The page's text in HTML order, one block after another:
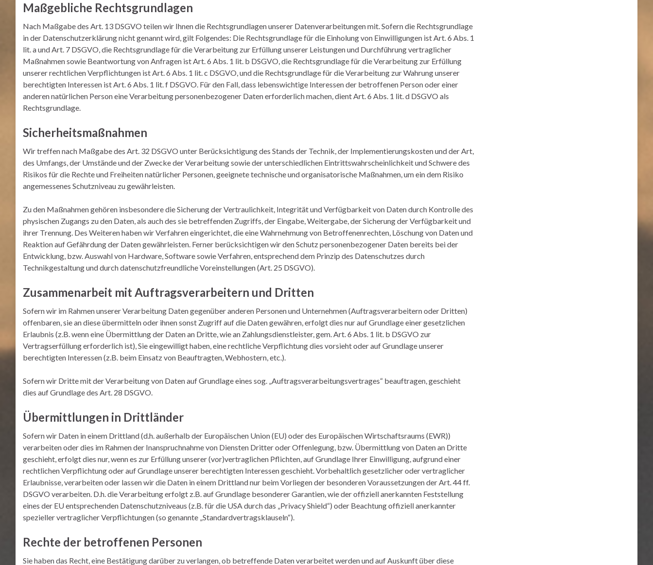
Maßgebliche Rechtsgrundlagen
Nach Maßgabe des Art. 13 DSGVO teilen wir Ihnen die Rechtsgrundlagen unserer Datenverarbeitungen mit. Sofern die Rechtsgrundlage
in der Datenschutzerklärung nicht genannt wird, gilt Folgendes: Die Rechtsgrundlage für die Einholung von Einwilligungen ist Art. 6 Abs. 1
lit. a und Art. 7 DSGVO, die Rechtsgrundlage für die Verarbeitung zur Erfüllung unserer Leistungen und Durchführung vertraglicher
Maßnahmen sowie Beantwortung von Anfragen ist Art. 6 Abs. 1 lit. b DSGVO, die Rechtsgrundlage für die Verarbeitung zur Erfüllung
unserer rechtlichen Verpflichtungen ist Art. 6 Abs. 1 lit. c DSGVO, und die Rechtsgrundlage für die Verarbeitung zur Wahrung unserer
berechtigten Interessen ist Art. 6 Abs. 1 lit. f DSGVO. Für den Fall, dass lebenswichtige Interessen der betroffenen Person oder einer
anderen natürlichen Person eine Verarbeitung personenbezogener Daten erforderlich machen, dient Art. 6 Abs. 1 lit. d DSGVO als
Rechtsgrundlage.
Sicherheitsmaßnahmen
Wir treffen nach Maßgabe des Art. 32 DSGVO unter Berücksichtigung des Stands der Technik, der Implementierungskosten und der Art,
des Umfangs, der Umstände und der Zwecke der Verarbeitung sowie der unterschiedlichen Eintrittswahrscheinlichkeit und Schwere des
Risikos für die Rechte und Freiheiten natürlicher Personen, geeignete technische und organisatorische Maßnahmen, um ein dem Risiko
angemessenes Schutzniveau zu gewährleisten.
Zu den Maßnahmen gehören insbesondere die Sicherung der Vertraulichkeit, Integrität und Verfügbarkeit von Daten durch Kontrolle des
physischen Zugangs zu den Daten, als auch des sie betreffenden Zugriffs, der Eingabe, Weitergabe, der Sicherung der Verfügbarkeit und
ihrer Trennung. Des Weiteren haben wir Verfahren eingerichtet, die eine Wahrnehmung von Betroffenenrechten, Löschung von Daten und
Reaktion auf Gefährdung der Daten gewährleisten. Ferner berücksichtigen wir den Schutz personenbezogener Daten bereits bei der
Entwicklung, bzw. Auswahl von Hardware, Software sowie Verfahren, entsprechend dem Prinzip des Datenschutzes durch
Technikgestaltung und durch datenschutzfreundliche Voreinstellungen (Art. 25 DSGVO).
Zusammenarbeit mit Auftragsverarbeitern und Dritten
Sofern wir im Rahmen unserer Verarbeitung Daten gegenüber anderen Personen und Unternehmen (Auftragsverarbeitern oder Dritten)
offenbaren, sie an diese übermitteln oder ihnen sonst Zugriff auf die Daten gewähren, erfolgt dies nur auf Grundlage einer gesetzlichen
Erlaubnis (z.B. wenn eine Übermittlung der Daten an Dritte, wie an Zahlungsdienstleister, gem. Art. 6 Abs. 1 lit. b DSGVO zur
Vertragserfüllung erforderlich ist), Sie eingewilligt haben, eine rechtliche Verpflichtung dies vorsieht oder auf Grundlage unserer
berechtigten Interessen (z.B. beim Einsatz von Beauftragten, Webhostern, etc.).
Sofern wir Dritte mit der Verarbeitung von Daten auf Grundlage eines sog. „Auftragsverarbeitungsvertrages“ beauftragen, geschieht
dies auf Grundlage des Art. 28 DSGVO.
Übermittlungen in Drittländer
Sofern wir Daten in einem Drittland (d.h. außerhalb der Europäischen Union (EU) oder des Europäischen Wirtschaftsraums (EWR))
verarbeiten oder dies im Rahmen der Inanspruchnahme von Diensten Dritter oder Offenlegung, bzw. Übermittlung von Daten an Dritte
geschieht, erfolgt dies nur, wenn es zur Erfüllung unserer (vor)vertraglichen Pflichten, auf Grundlage Ihrer Einwilligung, aufgrund einer
rechtlichen Verpflichtung oder auf Grundlage unserer berechtigten Interessen geschieht. Vorbehaltlich gesetzlicher oder vertraglicher
Erlaubnisse, verarbeiten oder lassen wir die Daten in einem Drittland nur beim Vorliegen der besonderen Voraussetzungen der Art. 44 ff.
DSGVO verarbeiten. D.h. die Verarbeitung erfolgt z.B. auf Grundlage besonderer Garantien, wie der offiziell anerkannten Feststellung
eines der EU entsprechenden Datenschutzniveaus (z.B. für die USA durch das „Privacy Shield“) oder Beachtung offiziell anerkannter
spezieller vertraglicher Verpflichtungen (so genannte „Standardvertragsklauseln“).
Rechte der betroffenen Personen
Sie haben das Recht, eine Bestätigung darüber zu verlangen, ob betreffende Daten verarbeitet werden und auf Auskunft über diese